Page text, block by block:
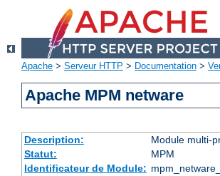
Apache > Serveur HTTP > Documentation >
Apache MPM netware
Description:
Module multi-
Statut:
MPM
Identificateur de Module: